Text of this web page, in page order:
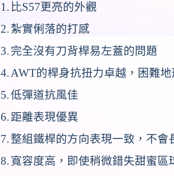
1. 比S57更亮的外觀
2.紮實俐落的打感
3.完全沒有刀背桿易左蓋的問題
4.AWT的桿身抗扭力卓越，困難
5.低彈道抗風佳
6.距離表現優異
7.整組鐵桿的方向表現一致，不會
8.寬容度高，即使稍微錯失甜蜜區